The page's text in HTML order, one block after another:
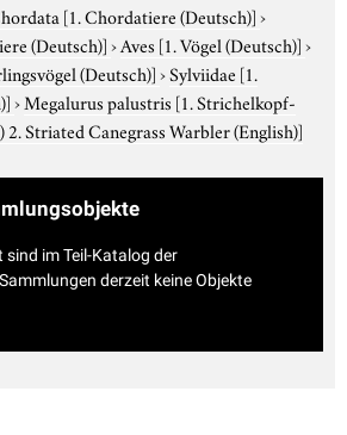
[1. Chordatiere (Deutsch)]›
(Deutsch)]›Aves [1. Vögel (Deutsch)]›
(Deutsch)]›Sylviidae [1.
›Megalurus palustris [1. Strichelkopf-
Striated Canegrass Warbler (English)]
im Teil-Katalog der
derzeit keine Objekte